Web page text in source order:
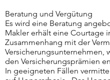
Beratung und Vergütung
Es wird eine Beratung
Makler erhält eine Courtage
Zusammenhang mit der
Versicherungsunternehmen,
den Versicherungsprämien
In geeigneten Fällen